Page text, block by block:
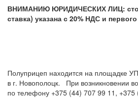
ВНИМАНИЮ ЮРИДИЧЕСКИХ ЛИЦ:
ставка) указана с 20% НДС и
Полуприцеп находится на площадке
в г. Новополоцк. При возникновении
по телефону +375 (44) 707 99 11,